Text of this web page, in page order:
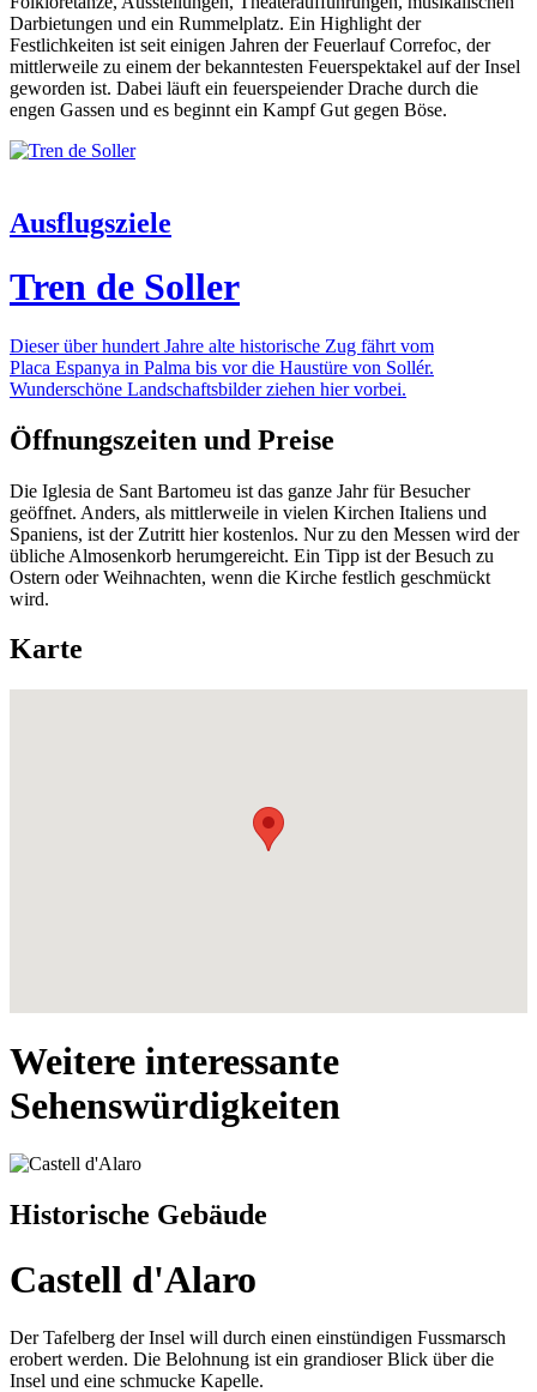
Darbietungen und ein Rummelplatz. Ein Highlight der
Festlichkeiten ist seit einigen Jahren der Feuerlauf Correfoc, der
mittlerweile zu einem der bekanntesten Feuerspektakel auf der Insel
geworden ist. Dabei läuft ein feuerspeiender Drache durch die
engen Gassen und es beginnt ein Kampf Gut gegen Böse.
Ausflugsziele
Tren de Soller
Dieser über hundert Jahre alte historische Zug fährt vom
Placa Espanya in Palma bis vor die Haustüre von Sollér.
Wunderschöne Landschaftsbilder ziehen hier vorbei.
Öffnungszeiten und Preise
Die Iglesia de Sant Bartomeu ist das ganze Jahr für Besucher
geöffnet. Anders, als mittlerweile in vielen Kirchen Italiens und
Spaniens, ist der Zutritt hier kostenlos. Nur zu den Messen wird der
übliche Almosenkorb herumgereicht. Ein Tipp ist der Besuch zu
Ostern oder Weihnachten, wenn die Kirche festlich geschmückt
wird.
Karte
Weitere interessante
Sehenswürdigkeiten
Historische Gebäude
Castell d'Alaro
Der Tafelberg der Insel will durch einen einstündigen Fussmarsch
erobert werden. Die Belohnung ist ein grandioser Blick über die
Insel und eine schmucke Kapelle.